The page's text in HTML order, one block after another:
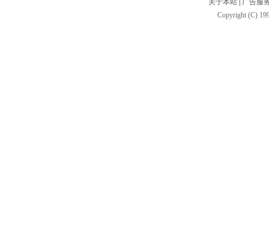
关于本站
广告服
Copyright (C)